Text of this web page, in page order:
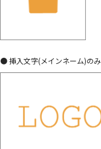
● 挿入文字(メインネーム)のみ